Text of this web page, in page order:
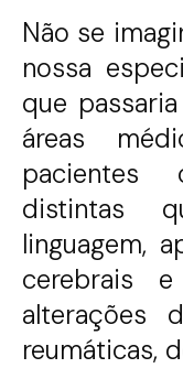
Não se
nossa
que
áreas
pacientes
distintas
linguagem,
cerebrais
alterações
reumáticas,